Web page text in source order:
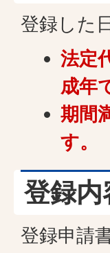
登録した
法定
成年
期間
す。
登録
登録申請